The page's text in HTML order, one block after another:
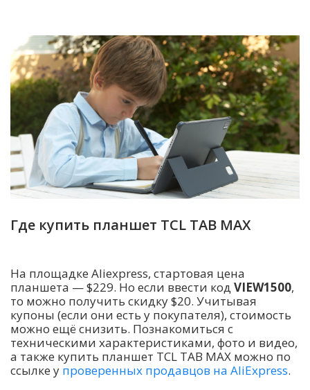
Где купить планшет TCL TAB MAX
На площадке Aliexpress, стартовая цена
планшета — $229. Но если ввести код VIEW1500,
то можно получить скидку $20. Учитывая
купоны (если они есть у покупателя), стоимость
можно ещё снизить. Познакомиться с
техническими характеристиками, фото и видео,
а также купить планшет TCL TAB MAX можно по
ссылке у проверенных продавцов на AliExpress.